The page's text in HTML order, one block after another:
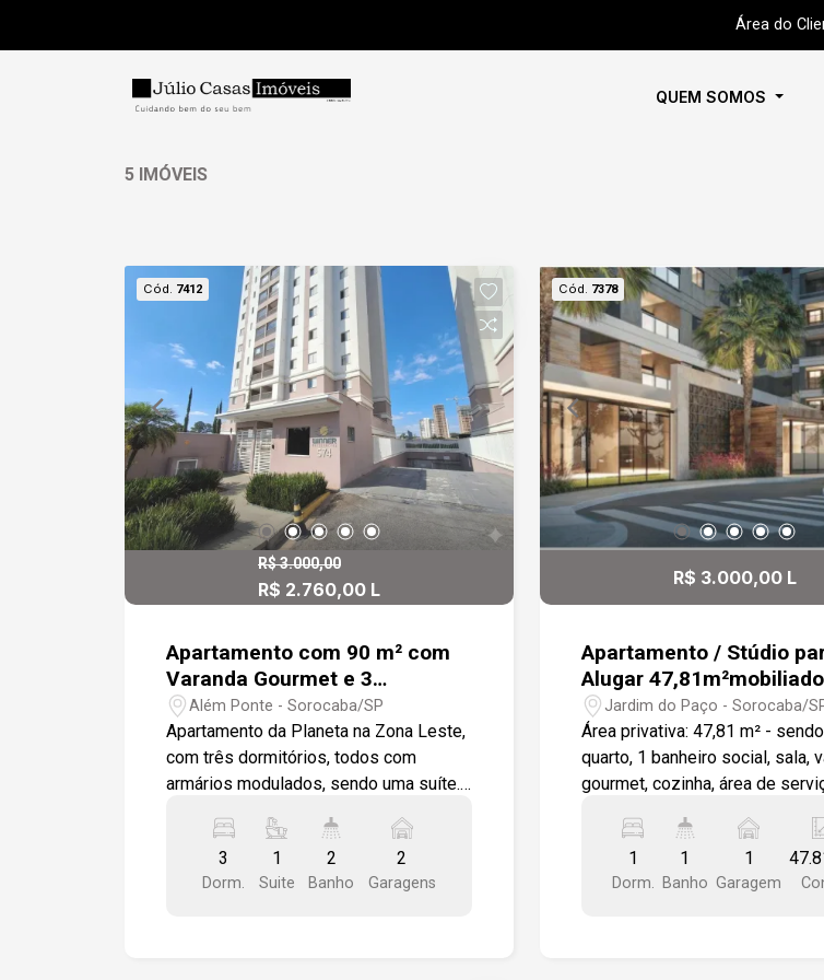
Área do
QUEM SOMOS
5 IMÓVEIS
Cód. 7412
R$ 3.000,00
R$ 2.760,00 L
Apartamento com 90 m² com
Varanda Gourmet e 3
dormitórios (sendo uma suíte)
na Zona Leste em condomínio
com Clube Completo.
Além Ponte - Sorocaba/SP
Apartamento da Planeta na Zona Leste,
com três dormitórios, todos com
armários modulados, sendo uma suíte.
harmoniosamente à varanda gourmet
equipada, proporcionando uma vista
privilegiada da cidade e um ambiente
3
Dorm.
1
Suite
2
Banho
2
Garagens
Cód. 7378
R$ 3.000,00 L
Apartamento / Stúdio
Alugar 47,81m²mobiliado
Jardim do Paço - Sorocaba/
Área privativa: 47,81 m² -
quarto, 1 banheiro social, sala,
gourmet, cozinha, área de
Apartamento com móveis
sofá, geladeira, forno e
ondas, depurador (exaustor),
1
Dorm.
1
Banho
1
Garagem